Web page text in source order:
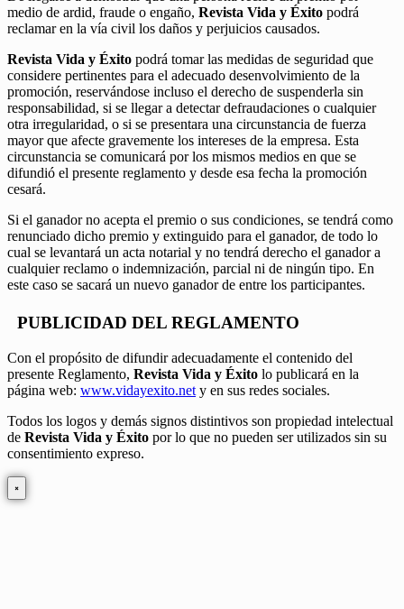
medio de ardid, fraude o engaño, Revista Vida y Éxito podrá
reclamar en la vía civil los daños y perjuicios causados.
Revista Vida y Éxito podrá tomar las medidas de seguridad que
considere pertinentes para el adecuado desenvolvimiento de la
promoción, reservándose incluso el derecho de suspenderla sin
responsabilidad, si se llegar a detectar defraudaciones o cualquier
otra irregularidad, o si se presentara una circunstancia de fuerza
mayor que afecte gravemente los intereses de la empresa. Esta
circunstancia se comunicará por los mismos medios en que se
difundió el presente reglamento y desde esa fecha la promoción
cesará.
Si el ganador no acepta el premio o sus condiciones, se tendrá como
renunciado dicho premio y extinguido para el ganador, de todo lo
cual se levantará un acta notarial y no tendrá derecho el ganador a
cualquier reclamo o indemnización, parcial ni de ningún tipo. En
este caso se sacará un nuevo ganador de entre los participantes.
PUBLICIDAD DEL REGLAMENTO
Con el propósito de difundir adecuadamente el contenido del
presente Reglamento, Revista Vida y Éxito lo publicará en la
página web: www.vidayexito.net y en sus redes sociales.
Todos los logos y demás signos distintivos son propiedad intelectual
de Revista Vida y Éxito por lo que no pueden ser utilizados sin su
consentimiento expreso.
×